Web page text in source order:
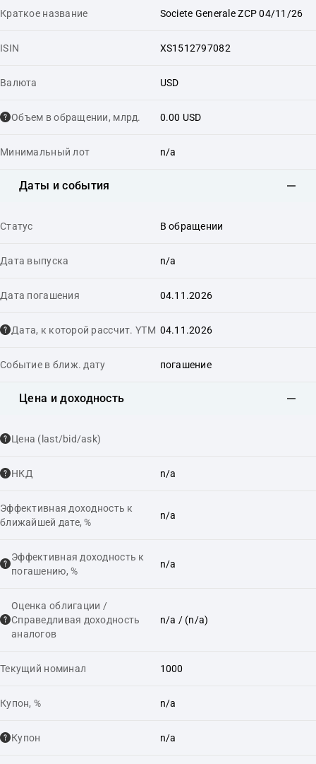
Краткое название Societe Generale ZCP 04/11/26
ISIN XS1512797082
Валюта USD
Объем в обращении, млрд. 0.00 USD
Минимальный лот n/a
Даты и события
Статус В обращении
Дата выпуска n/a
Дата погашения 04.11.2026
Дата, к которой рассчит. YTM 04.11.2026
Событие в ближ. дату погашение
Цена и доходность
Цена (last/bid/ask)
НКД n/a
Эффективная доходность к
ближайшей дате, %
n/a
Эффективная доходность к
погашению, %
n/a
Оценка облигации /
Справедливая доходность
аналогов
n/a / (n/a)
Текущий номинал 1000
Купон, % n/a
Купон n/a